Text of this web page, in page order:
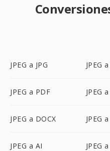
JPEG a JPG JPEG
JPEG a PDF JPEG
JPEG a DOCX JPEG
JPEG a AI JPEG